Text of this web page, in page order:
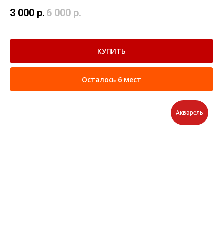
3 000 р.6 000 р.
КУПИТЬ
Осталось 6 мест
Акварель